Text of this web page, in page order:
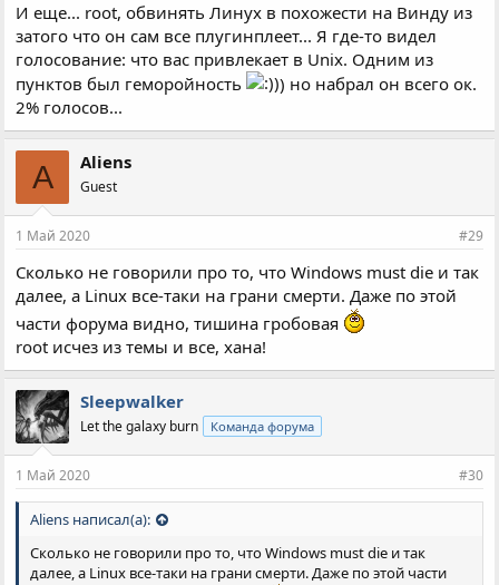
И еще... root, обвинять Линух в похожести на Винду из
затого что он сам все плугинплеет... Я где-то видел
голосование: что вас привлекает в Unix. Одним из
пунктов был геморойность
) но набрал он всего ок.
2% голосов...
A Aliens
Guest
1 Май 2020 #29
Сколько не говорили про то, что Windows must die и так
далее, а Linux все-таки на грани смерти. Даже по этой
части форума видно, тишина гробовая
root исчез из темы и все, хана!
Sleepwalker
Let the galaxy burn Команда форума
1 Май 2020 #30
Aliens написал(а):
Сколько не говорили про то, что Windows must die и так
далее, а Linux все-таки на грани смерти. Даже по этой части